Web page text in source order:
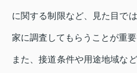
に関する制限など、見た目で
家に調査してもらうことが重要
また、接道条件や用途地域な